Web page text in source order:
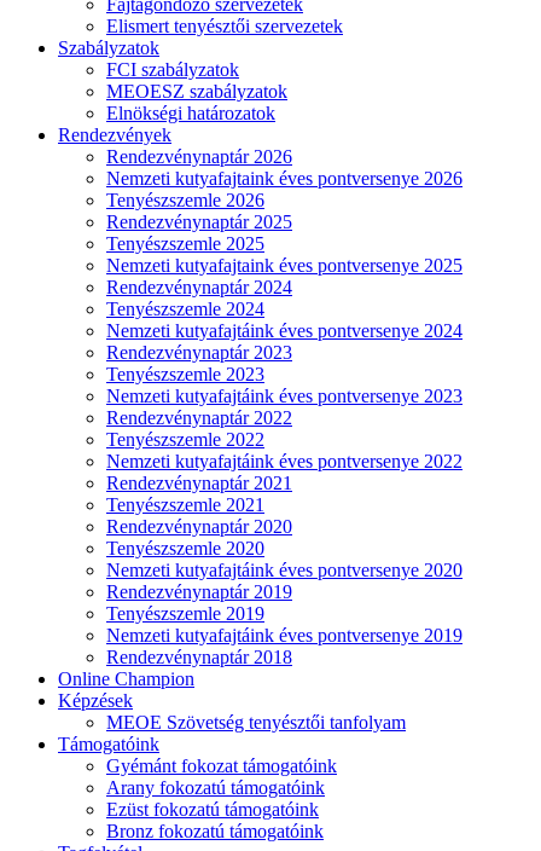
Fajtagondozó szervezetek
Elismert tenyésztői szervezetek
Szabályzatok
FCI szabályzatok
MEOESZ szabályzatok
Elnökségi határozatok
Rendezvények
Rendezvénynaptár 2026
Nemzeti kutyafajtaink éves pontversenye 2026
Tenyészszemle 2026
Rendezvénynaptár 2025
Tenyészszemle 2025
Nemzeti kutyafajtaink éves pontversenye 2025
Rendezvénynaptár 2024
Tenyészszemle 2024
Nemzeti kutyafajtáink éves pontversenye 2024
Rendezvénynaptár 2023
Tenyészszemle 2023
Nemzeti kutyafajtáink éves pontversenye 2023
Rendezvénynaptár 2022
Tenyészszemle 2022
Nemzeti kutyafajtáink éves pontversenye 2022
Rendezvénynaptár 2021
Tenyészszemle 2021
Rendezvénynaptár 2020
Tenyészszemle 2020
Nemzeti kutyafajtáink éves pontversenye 2020
Rendezvénynaptár 2019
Tenyészszemle 2019
Nemzeti kutyafajtáink éves pontversenye 2019
Rendezvénynaptár 2018
Online Champion
Képzések
MEOE Szövetség tenyésztői tanfolyam
Támogatóink
Gyémánt fokozat támogatóink
Arany fokozatú támogatóink
Ezüst fokozatú támogatóink
Bronz fokozatú támogatóink